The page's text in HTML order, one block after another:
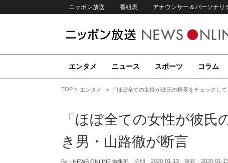
ニッポン放送 番組表 アナウンサー＆パーソナリ
エンタメ ニュース スポーツ コラム
TOP エンタメ 「ほぼ全ての女性が彼氏の携帯をチェックし
「ほぼ全ての女性が彼
き男・山路徹が断言
By - NEWS ONLINE 編集部 公開： 2020-01-13 更新： 2020-01-